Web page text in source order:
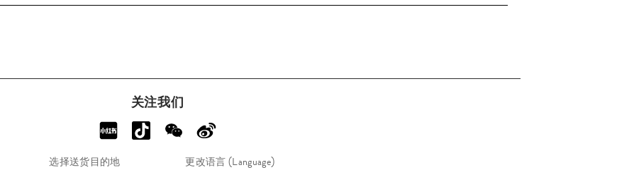
关注我们
选择送货目的地 更改语言 (Language)